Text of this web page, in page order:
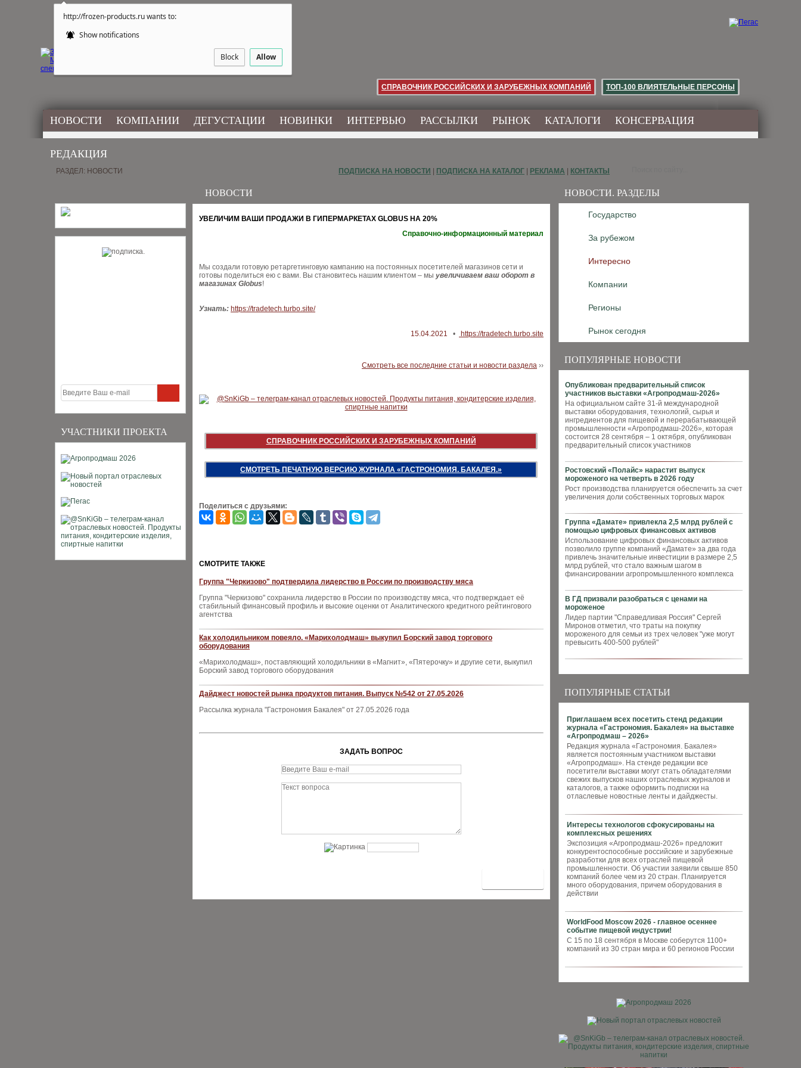
http://frozen-products.ru wants to:
Show notifications
Block Allow
СПРАВОЧНИК РОССИЙСКИХ И ЗАРУБЕЖНЫХ КОМПАНИЙ ТОП-100 ВЛИЯТЕЛЬНЫЕ ПЕРСОНЫ
НОВОСТИ КОМПАНИИ ДЕГУСТАЦИИ НОВИНКИ ИНТЕРВЬЮ РАССЫЛКИ РЫНОК КАТАЛОГИ КОНСЕРВАЦИЯ
РЕДАКЦИЯ
УЧАСТНИКИ ПРОЕКТА
НОВОСТИ. РАЗДЕЛЫ
Государство
За рубежом
Интересно
Компании
Регионы
Рынок сегодня
ПОПУЛЯРНЫЕ НОВОСТИ
Опубликован предварительный список
участников выставки «Агропродмаш-2026»
На официальном сайте 31-й международной
выставки оборудования, технологий, сырья и
ингредиентов для пищевой и перерабатывающей
промышленности «Агропродмаш-2026», которая
состоится 28 сентября – 1 октября, опубликован
предварительный список участников
Ростовский «Полайс» нарастит выпуск
мороженого на четверть в 2026 году
Рост производства планируется обеспечить за счет
увеличения доли собственных торговых марок
Группа «Дамате» привлекла 2,5 млрд рублей с
помощью цифровых финансовых активов
Использование цифровых финансовых активов
позволило группе компаний «Дамате» за два года
привлечь значительные инвестиции в размере 2,5
млрд рублей, что стало важным шагом в
финансировании агропромышленного комплекса
В ГД призвали разобраться с ценами на
мороженое
Лидер партии "Справедливая Россия" Сергей
Миронов отметил, что траты на покупку
мороженого для семьи из трех человек "уже могут
превысить 400-500 рублей"
ПОПУЛЯРНЫЕ СТАТЬИ
Приглашаем всех посетить стенд редакции
журнала «Гастрономия. Бакалея» на выставке
«Агропродмаш – 2026»
Редакция журнала «Гастрономия. Бакалея»
является постоянным участником выставки
«Агропродмаш». На стенде редакции все
посетители выставки могут стать обладателями
свежих выпусков наших отраслевых журналов и
каталогов, а также оформить подписки на
отласлевые новостные ленты и дайджесты.
Интересы технологов сфокусированы на
комплексных решениях
Экспозиция «Агропродмаш-2026» предложит
конкурентоспособные российские и зарубежные
разработки для всех отраслей пищевой
промышленности. Об участии заявили свыше 850
компаний более чем из 20 стран. Планируется
много оборудования, причем оборудования в
действии
WorldFood Moscow 2026 - главное осеннее
событие пищевой индустрии!
С 15 по 18 сентября в Москве соберутся 1100+
компаний из 30 стран мира и 60 регионов России
РАЗДЕЛ: НОВОСТИ ПОДПИСКА НА НОВОСТИ ПОДПИСКА НА КАТАЛОГ РЕКЛАМА КОНТАКТЫ
НОВОСТИ
УВЕЛИЧИМ ВАШИ ПРОДАЖИ В ГИПЕРМАРКЕТАХ GLOBUS НА 20%
Справочно-информационный материал
Мы создали готовую ретаргетинговую кампанию на постоянных посетителей магазинов сети и
готовы поделиться ею с вами. Вы становитесь нашим клиентом – мы увеличиваем ваш оборот в
магазинах Globus!
Узнать: https://tradetech.turbo.site/
15.04.2021 • https://tradetech.turbo.site
Смотреть все последние статьи и новости раздела ››
СПРАВОЧНИК РОССИЙСКИХ И ЗАРУБЕЖНЫХ КОМПАНИЙ
СМОТРЕТЬ ПЕЧАТНУЮ ВЕРСИЮ ЖУРНАЛА «ГАСТРОНОМИЯ. БАКАЛЕЯ.»
Поделиться с друзьями:
CМОТРИТЕ ТАКЖЕ
Группа "Черкизово" подтвердила лидерство в России по производству мяса
Группа "Черкизово" сохранила лидерство в России по производству мяса, что подтверждает её
стабильный финансовый профиль и высокие оценки от Аналитического кредитного рейтингового
агентства
Как холодильником повеяло. «Марихолодмаш» выкупил Борский завод торгового
оборудования
«Марихолодмаш», поставляющий холодильники в «Магнит», «Пятерочку» и другие сети, выкупил
Борский завод торгового оборудования
Дайджест новостей рынка продуктов питания. Выпуск №542 от 27.05.2026
Рассылка журнала "Гастрономия Бакалея" от 27.05.2026 года
ЗАДАТЬ ВОПРОС